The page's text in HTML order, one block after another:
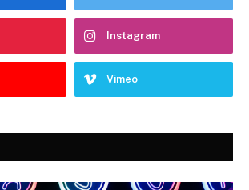
Instagram
Vimeo